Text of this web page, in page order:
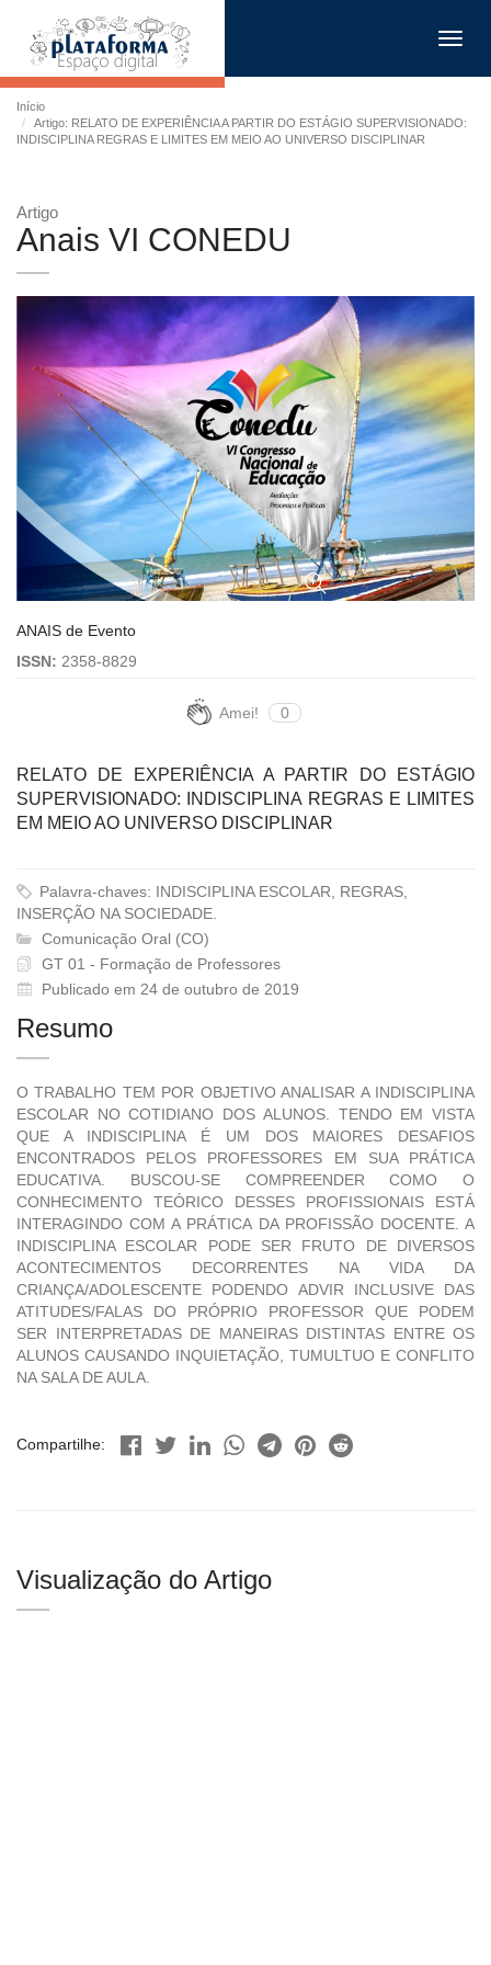
Início
Artigo: RELATO DE EXPERIÊNCIA A PARTIR DO ESTÁGIO SUPERVISIONADO:
INDISCIPLINA REGRAS E LIMITES EM MEIO AO UNIVERSO DISCIPLINAR
Artigo
Anais VI CONEDU
ANAIS de Evento
ISSN: 2358-8829
Amei! 0
RELATO DE EXPERIÊNCIA A PARTIR DO ESTÁGIO
SUPERVISIONADO: INDISCIPLINA REGRAS E LIMITES
EM MEIO AO UNIVERSO DISCIPLINAR
Palavra-chaves: INDISCIPLINA ESCOLAR, REGRAS,
INSERÇÃO NA SOCIEDADE.
Comunicação Oral (CO)
GT 01 - Formação de Professores
Publicado em 24 de outubro de 2019
Resumo
O TRABALHO TEM POR OBJETIVO ANALISAR A INDISCIPLINA
ESCOLAR NO COTIDIANO DOS ALUNOS. TENDO EM VISTA
QUE A INDISCIPLINA É UM DOS MAIORES DESAFIOS
ENCONTRADOS PELOS PROFESSORES EM SUA PRÁTICA
EDUCATIVA. BUSCOU-SE COMPREENDER COMO O
CONHECIMENTO TEÓRICO DESSES PROFISSIONAIS ESTÁ
INTERAGINDO COM A PRÁTICA DA PROFISSÃO DOCENTE. A
INDISCIPLINA ESCOLAR PODE SER FRUTO DE DIVERSOS
ACONTECIMENTOS DECORRENTES NA VIDA DA
CRIANÇA/ADOLESCENTE PODENDO ADVIR INCLUSIVE DAS
ATITUDES/FALAS DO PRÓPRIO PROFESSOR QUE PODEM
SER INTERPRETADAS DE MANEIRAS DISTINTAS ENTRE OS
ALUNOS CAUSANDO INQUIETAÇÃO, TUMULTUO E CONFLITO
NA SALA DE AULA.
Compartilhe:
Visualização do Artigo